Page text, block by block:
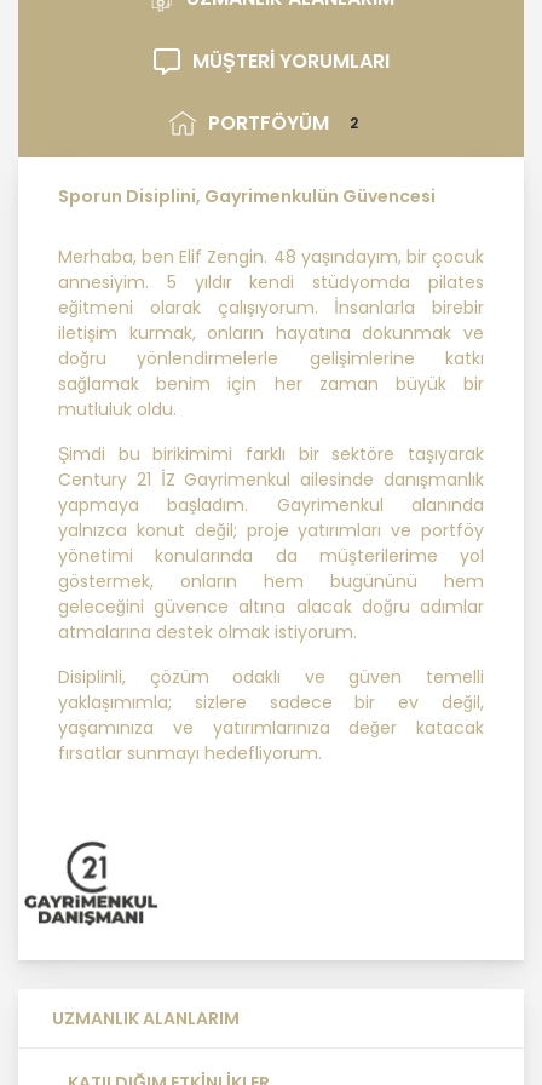
uluslararası ve ulusal mevzuata
uygun olarak kişisel verilerin
işlenmesinde aşağıda sıralanan
ilkelere uygun hareket etmektedir.
1. Hukuka ve Dürüstlük Kuralına Uygun
Bulunma
MASTERTURK FRANCHİSİNG
GAYRİMENKUL SATIŞ VE PAZARLAMA
A.Ş..; kişisel verilerin işlenmesi
faaliyetleri kapsamında hukuka ve
etmekle yükümlüdür. Bu kapsamda,
orantılılık gereklilikleri dikkate
alınacakve kişisel verileri işleme
amacı dışında kullanmayacaktır.
2. Kişisel Verilerin Doğru ve
Gerektiğinde Güncel Olmasını
MASTERTURK FRANCHİSİNG
GAYRİMENKUL SATIŞ VE PAZARLAMA
A.Ş. kişisel veri sahiplerinin temel
kişisel verilerin doğru ve güncel
olmasını sağlamakla ve bu
doğrultuda gerekli tedbirleri almak
için gerekli sistemleri kurmakla
3. Belirli, Açık ve Meşru Amaçlarla
İşleme
MÜŞTERİ YORUMLARI
PORTFÖYÜM 2
Sporun Disiplini, Gayrimenkulün Güvencesi
Merhaba, ben Elif Zengin. 48 yaşındayım, bir çocuk
annesiyim. 5 yıldır kendi stüdyomda pilates
eğitmeni olarak çalışıyorum. İnsanlarla birebir
iletişim kurmak, onların hayatına dokunmak ve
doğru yönlendirmelerle gelişimlerine katkı
sağlamak benim için her zaman büyük bir
mutluluk oldu.
Şimdi bu birikimimi farklı bir sektöre taşıyarak
Century 21 İZ Gayrimenkul ailesinde danışmanlık
yapmaya başladım. Gayrimenkul alanında
yalnızca konut değil; proje yatırımları ve portföy
yönetimi konularında da müşterilerime yol
göstermek, onların hem bugününü hem
geleceğini güvence altına alacak doğru adımlar
atmalarına destek olmak istiyorum.
Disiplinli, çözüm odaklı ve güven temelli
yaklaşımımla; sizlere sadece bir ev değil,
yaşamınıza ve yatırımlarınıza değer katacak
fırsatlar sunmayı hedefliyorum.
UZMANLIK ALANLARIM